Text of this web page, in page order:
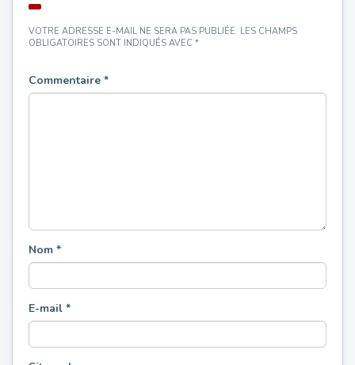
VOTRE ADRESSE E-MAIL NE SERA PAS PUBLIÉE. LES CHAMPS
OBLIGATOIRES SONT INDIQUÉS AVEC *
Commentaire *
Nom *
E-mail *